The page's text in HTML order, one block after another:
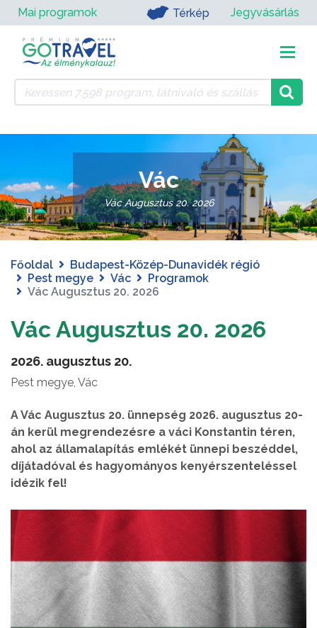
Mai programok Térkép Jegyvásárlás
Vác
Vác Augusztus 20. 2026
Főoldal
Budapest-Közép-Dunavidék régió
Pest megye
Vác
Programok
Vác Augusztus 20. 2026
Vác Augusztus 20. 2026
2026. augusztus 20.
Pest megye, Vác
A Vác Augusztus 20. ünnepség 2026. augusztus 20-
án kerül megrendezésre a váci Konstantin téren,
ahol az államalapítás emlékét ünnepi beszéddel,
díjátadóval és hagyományos kenyérszenteléssel
idézik fel!